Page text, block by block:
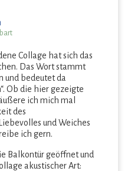
Collage hat sich das
Das Wort stammt
und bedeutet da
Ob die hier gezeigte
ich mich mal
des
und Weiches
ich gern.
Balkontür geöffnet und
akustischer Art: